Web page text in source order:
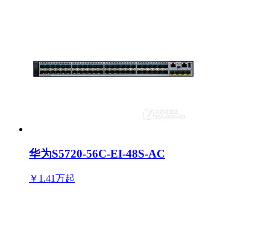
华为S5720-56C-EI-48S-AC
￥1.41万起